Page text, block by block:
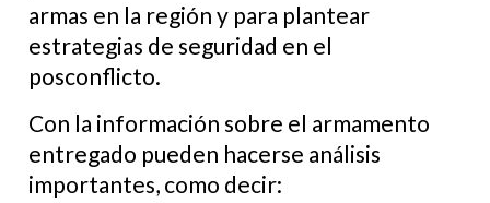
armas en la región y para plantear
estrategias de seguridad en el
posconflicto.
Con la información sobre el armamento
entregado pueden hacerse análisis
importantes, como decir: